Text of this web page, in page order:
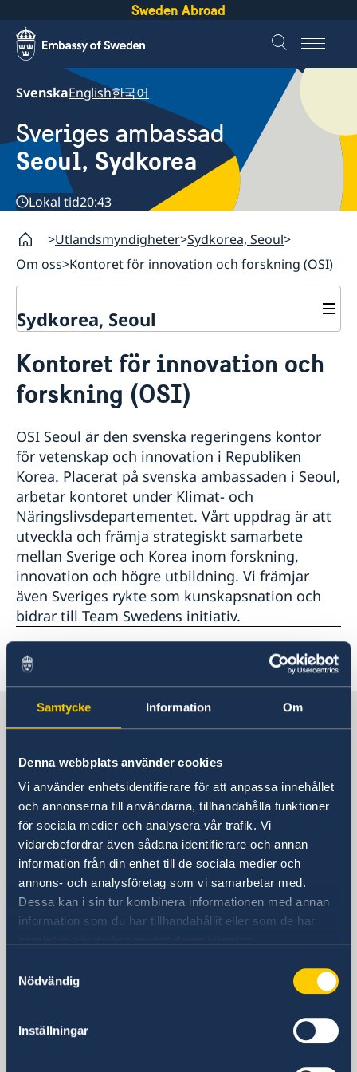
Samtycke Information Om
Denna webbplats använder cookies
Vi använder enhetsidentifierare för att anpassa innehållet
och annonserna till användarna, tillhandahålla funktioner
för sociala medier och analysera vår trafik. Vi
vidarebefordrar även sådana identifierare och annan
information från din enhet till de sociala medier och
annons- och analysföretag som vi samarbetar med.
Dessa kan i sin tur kombinera informationen med annan
information som du har tillhandahållit eller som de har
Nödvändig
Inställningar
Sweden Abroad
SvenskaEnglish한국어
Sveriges ambassad
Seoul, Sydkorea
Lokal tid20:43
Utlandsmyndigheter Sydkorea, Seoul
Om oss Kontoret för innovation och forskning (OSI)
Sydkorea, Seoul
Nyheter
Kontakt
Svenska föreningar
Om oss
Ambassadens personal
Ambassadör
Ambassadens presskontakt
Kontoret för innovation och forskning (OSI)
Så stöttar vi svenska företag
Vi är en resurs för svenska företag
Team Sweden i Korea
Så kan du få stöd
Svenska företag i Sydkorea
Anmäl handelshinder
Kontoret för innovation och
forskning (OSI)
OSI Seoul är den svenska regeringens kontor
för vetenskap och innovation i Republiken
Korea. Placerat på svenska ambassaden i Seoul,
arbetar kontoret under Klimat- och
Näringslivsdepartementet. Vårt uppdrag är att
utveckla och främja strategiskt samarbete
mellan Sverige och Korea inom forskning,
innovation och högre utbildning. Vi främjar
även Sveriges rykte som kunskapsnation och
bidrar till Team Swedens initiativ.
Senast uppdaterad 27 mars 2024, 14.49
Sverige i Sydkorea
Sveriges ambassad
Besöksadress
Danam Building, 8th Fl.
10 Sowol-ro, Jung-Gu
Seoul 04527
Postadress
Embassy of Sweden
C.P.O Box 3577
Seoul 04535
Telefonnummer
E-postadress
ambassaden.seoul@gov.se